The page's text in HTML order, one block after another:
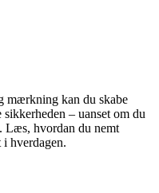
mærkning kan du skabe
– uanset om du
Læs, hvordan du nemt
hverdagen.